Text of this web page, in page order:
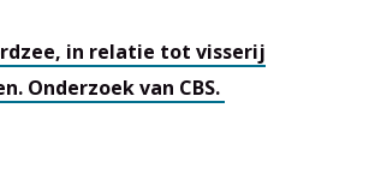
in relatie tot visserij
Onderzoek van CBS.